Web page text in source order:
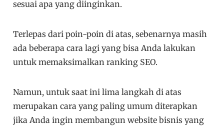
sesuai apa yang diinginkan.
Terlepas dari poin-poin di atas, sebenarnya masih
ada beberapa cara lagi yang bisa Anda lakukan
untuk memaksimalkan ranking SEO.
Namun, untuk saat ini lima langkah di atas
merupakan cara yang paling umum diterapkan
jika Anda ingin membangun website bisnis yang